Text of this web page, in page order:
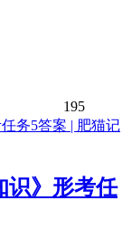
195
识》形考任